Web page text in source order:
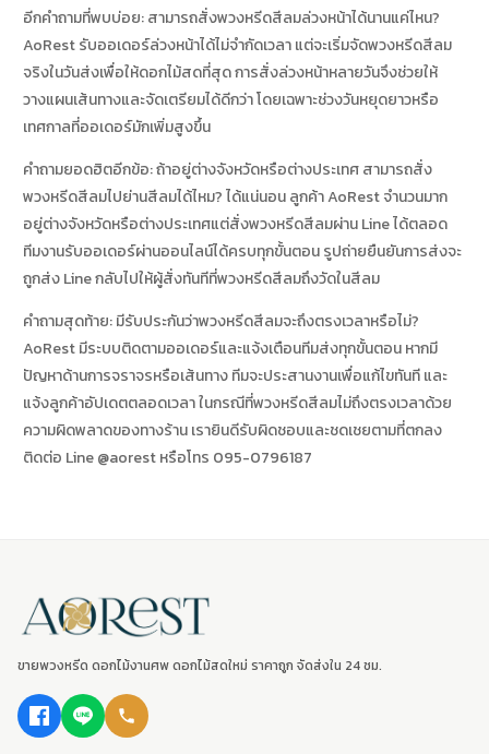
อีกคำถามที่พบบ่อย: สามารถสั่งพวงหรีดสีลมล่วงหน้าได้นานแค่ไหน?
AoRest รับออเดอร์ล่วงหน้าได้ไม่จำกัดเวลา แต่จะเริ่มจัดพวงหรีดสีลม
จริงในวันส่งเพื่อให้ดอกไม้สดที่สุด การสั่งล่วงหน้าหลายวันจึงช่วยให้
วางแผนเส้นทางและจัดเตรียมได้ดีกว่า โดยเฉพาะช่วงวันหยุดยาวหรือ
เทศกาลที่ออเดอร์มักเพิ่มสูงขึ้น
คำถามยอดฮิตอีกข้อ: ถ้าอยู่ต่างจังหวัดหรือต่างประเทศ สามารถสั่ง
พวงหรีดสีลมไปย่านสีลมได้ไหม? ได้แน่นอน ลูกค้า AoRest จำนวนมาก
อยู่ต่างจังหวัดหรือต่างประเทศแต่สั่งพวงหรีดสีลมผ่าน Line ได้ตลอด
ทีมงานรับออเดอร์ผ่านออนไลน์ได้ครบทุกขั้นตอน รูปถ่ายยืนยันการส่งจะ
ถูกส่ง Line กลับไปให้ผู้สั่งทันทีที่พวงหรีดสีลมถึงวัดในสีลม
คำถามสุดท้าย: มีรับประกันว่าพวงหรีดสีลมจะถึงตรงเวลาหรือไม่?
AoRest มีระบบติดตามออเดอร์และแจ้งเตือนทีมส่งทุกขั้นตอน หากมี
ปัญหาด้านการจราจรหรือเส้นทาง ทีมจะประสานงานเพื่อแก้ไขทันที และ
แจ้งลูกค้าอัปเดตตลอดเวลา ในกรณีที่พวงหรีดสีลมไม่ถึงตรงเวลาด้วย
ความผิดพลาดของทางร้าน เรายินดีรับผิดชอบและชดเชยตามที่ตกลง
ติดต่อ Line @aorest หรือโทร 095-0796187
ขายพวงหรีด ดอกไม้งานศพ ดอกไม้สดใหม่ ราคาถูก จัดส่งใน 24 ชม.